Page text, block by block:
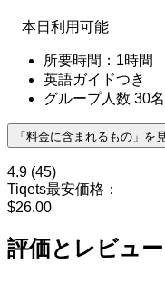
本日利用可能
所要時間：1時間
英語ガイドつき
グループ人数 30
「料金に含まれるもの」を
4.9 (45)
Tiqets最安価格：
$26.00
評価とレビュー